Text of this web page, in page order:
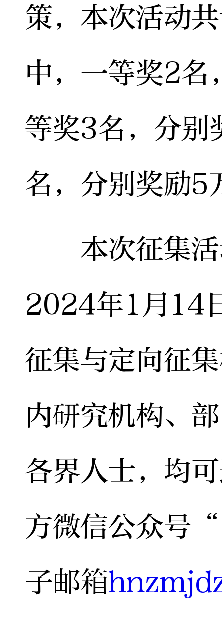
策，本次活动
中，一等奖2名
等奖3名，分别
名，分别奖励5
本次征集活
2024年1月14
征集与定向征
内研究机构、
各界人士，均
方微信公众号
子邮箱